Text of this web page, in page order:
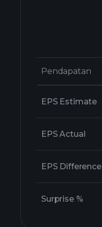
Pendapatan
Pendapatan
EPS Estimate
EPS Actual
EPS Difference
Surprise %